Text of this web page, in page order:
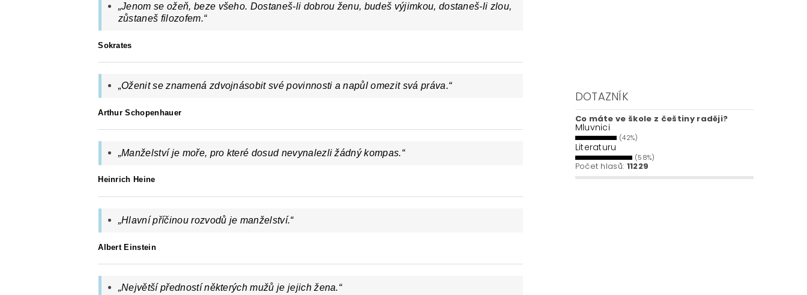
„Jenom se ožeň, beze všeho. Dostaneš-li dobrou ženu, budeš výjimkou, dostaneš-li zlou,
zůstaneš filozofem.“
Sokrates
„Oženit se znamená zdvojnásobit své povinnosti a napůl omezit svá práva.“
Arthur Schopenhauer
„Manželství je moře, pro které dosud nevynalezli žádný kompas.“
Heinrich Heine
„Hlavní příčinou rozvodů je manželství.“
Albert Einstein
„Největší předností některých mužů je jejich žena.“
DOTAZNÍK
Co máte ve škole z češtiny raději?
Mluvnici
(42%)
Literaturu
(58%)
Počet hlasů: 11229